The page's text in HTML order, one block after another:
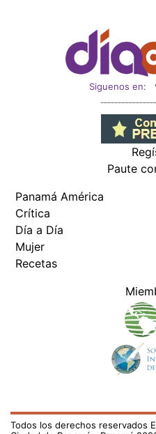
Siguenos en:
Paute
Panamá América
Crítica
Día a Día
Mujer
Recetas
Todos los derechos reservados